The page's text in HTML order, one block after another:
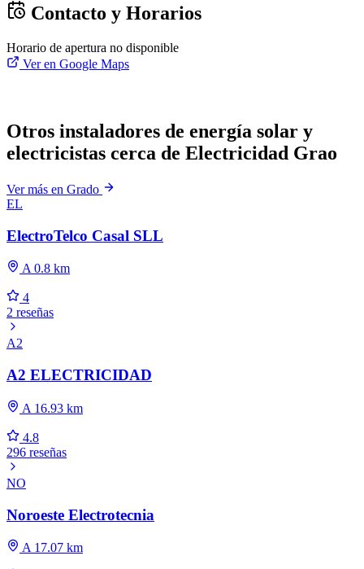
Contacto y Horarios
Horario de apertura no disponible
Ver en Google Maps
Otros instaladores de energía solar y
electricistas cerca de Electricidad Grao
Ver más en Grado
EL
ElectroTelco Casal SLL
A 0.8 km
4
2 reseñas
A2
A2 ELECTRICIDAD
A 16.93 km
4.8
296 reseñas
NO
Noroeste Electrotecnia
A 17.07 km